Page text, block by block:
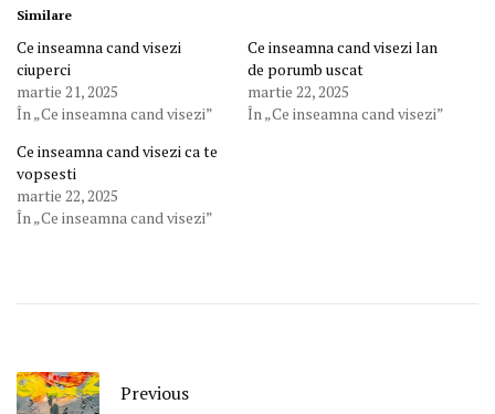
Similare
Ce inseamna cand visezi
ciuperci
martie 21, 2025
În „Ce inseamna cand visezi”
Ce inseamna cand visezi lan
de porumb uscat
martie 22, 2025
În „Ce inseamna cand visezi”
Ce inseamna cand visezi ca te
vopsesti
martie 22, 2025
În „Ce inseamna cand visezi”
Previous